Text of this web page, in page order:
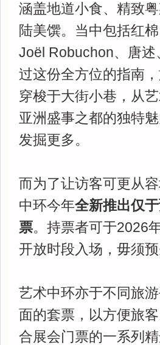
涵盖地道小食、精致
陆美馔。当中包括红
Joël Robuchon、唐
过这份全方位的指南
穿梭于大街小巷，从
亚洲盛事之都的独特
发掘更多。
而为了让访客可更从
中环今年全新推出仅
票。持票者可于2026
开放时段入场，毋须预
艺术中环亦于不同旅
面的套票，以方便旅
合展会门票的一系列精